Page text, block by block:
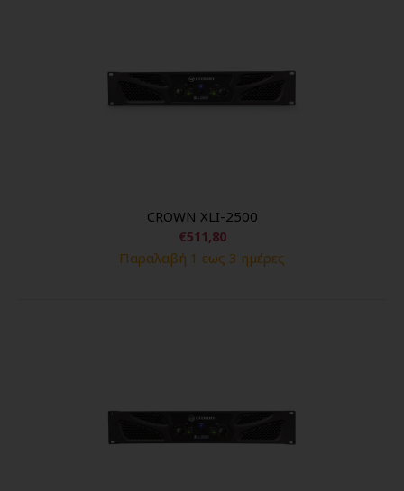
CROWN XLI-2500
€511,80
Παραλαβή 1 εως 3 ημέρες